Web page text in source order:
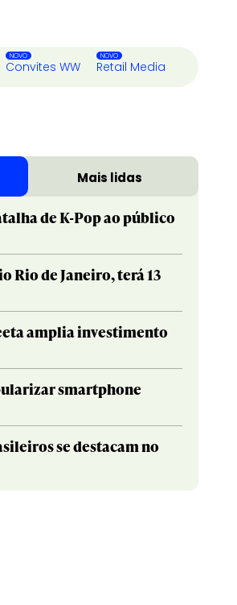
Convites WW Retail Media
Mais lidas
de K-Pop ao público
Rio de Janeiro, terá 13
amplia investimento
smartphone
se destacam no